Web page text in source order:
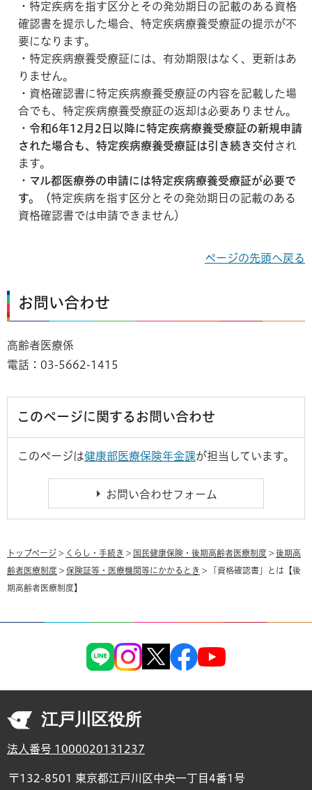
・特定疾病を指す区分とその発効期日の記載のある資格
確認書を提示した場合、特定疾病療養受療証の提示が不
要になります。
・特定疾病療養受療証には、有効期限はなく、更新はあ
りません。
・資格確認書に特定疾病療養受療証の内容を記載した場
合でも、特定疾病療養受療証の返却は必要ありません。
・ 令和6年12月2日以降に特定疾病療養受療証の新規申請
された場合も、特定疾病療養受療証は引き続き交付され
ます。
・ マル都医療券の申請には特定疾病療養受療証が必要で
す。（特定疾病を指す区分とその発効期日の記載のある
資格確認書では申請できません）
ページの先頭へ戻る
お問い合わせ
高齢者医療係
電話：03-5662-1415
このページに関するお問い合わせ
このページは健康部医療保険年金課が担当しています。
トップページ > くらし・手続き > 国民健康保険・後期高齢者医療制度 > 後期高
齢者医療制度 > 保険証等・医療機関等にかかるとき > 「資格確認書」とは【後
期高齢者医療制度】
江戸川区役所
法人番号 1000020131237
〒132-8501 東京都江戸川区中央一丁目4番1号